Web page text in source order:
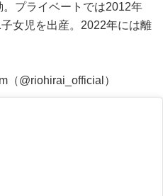
プライベートでは2012年
女児を出産。2022年には離
（@riohirai_official）